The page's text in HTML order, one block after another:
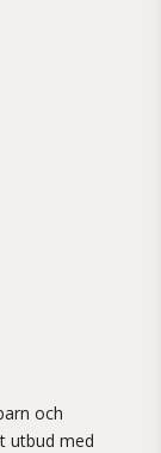
och
utbud med